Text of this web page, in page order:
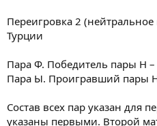
Переигровка 2
Турции
Пара Ф. Победитель пары Н
Пара Ы. Проигравший пары
Состав всех пар указан для
указаны первыми. Второй